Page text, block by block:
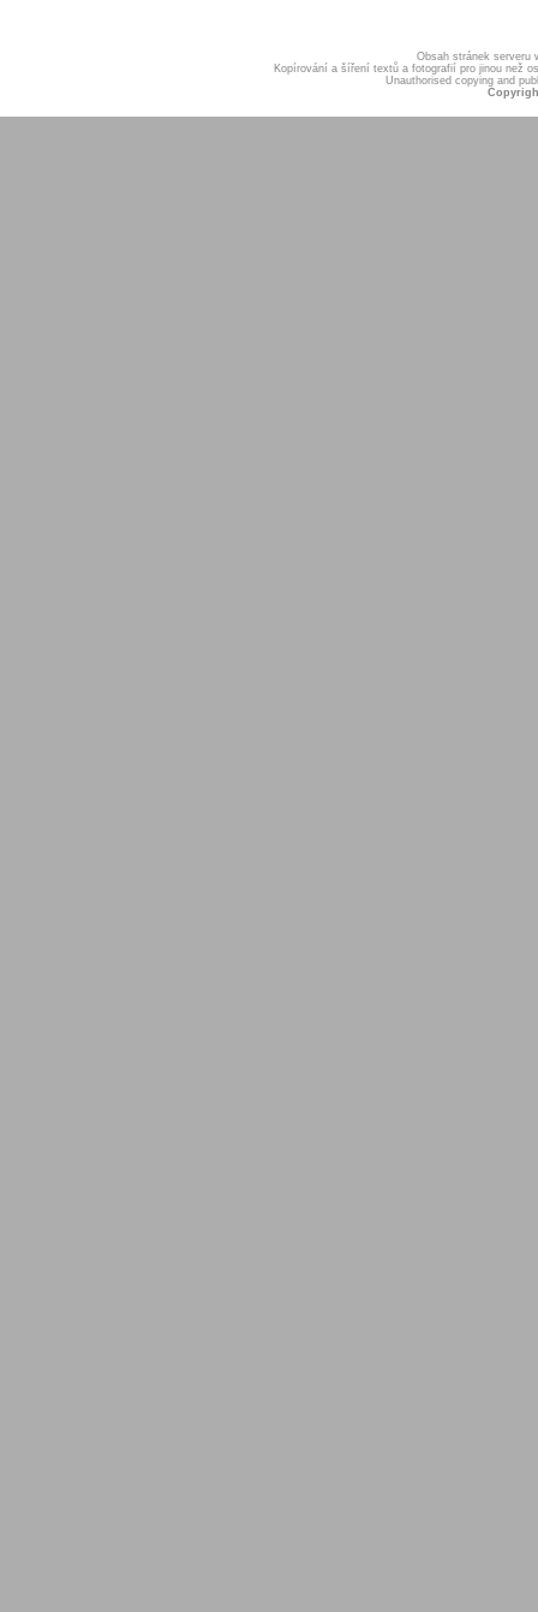
Obsah stránek serveru
Kopírování a šíření textů a fotografií pro jinou než
Unauthorised copying and